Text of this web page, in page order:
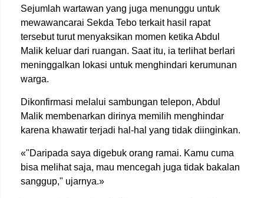
Sejumlah wartawan yang juga menunggu untuk
mewawancarai Sekda Tebo terkait hasil rapat
tersebut turut menyaksikan momen ketika Abdul
Malik keluar dari ruangan. Saat itu, ia terlihat berlari
meninggalkan lokasi untuk menghindari kerumunan
warga.
Dikonfirmasi melalui sambungan telepon, Abdul
Malik membenarkan dirinya memilih menghindar
karena khawatir terjadi hal-hal yang tidak diinginkan.
«"Daripada saya digebuk orang ramai. Kamu cuma
bisa melihat saja, mau mencegah juga tidak bakalan
sanggup," ujarnya.»